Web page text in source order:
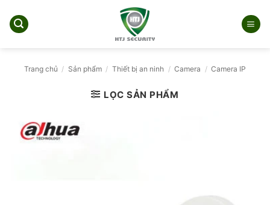
qua
Trang chủ / Sản phẩm / Thiết bị an ninh / Camera / Camera IP
LỌC SẢN PHẨM